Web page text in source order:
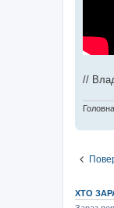
//
ХТО